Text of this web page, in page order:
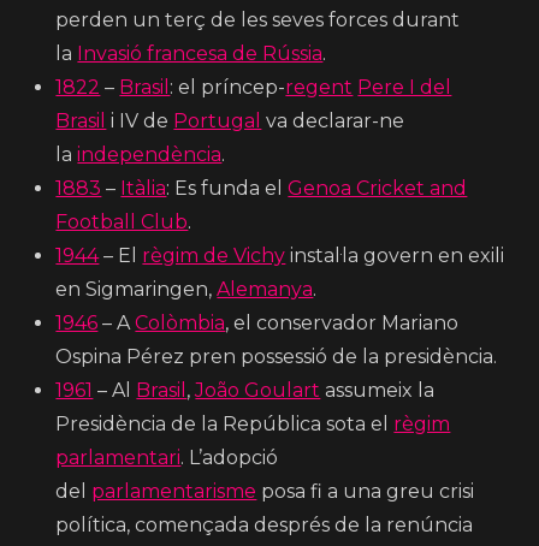
perden un terç de les seves forces durant
la Invasió francesa de Rússia.
1822 – Brasil : el príncep-regent Pere I del
Brasil i IV de Portugal va declarar-ne
laindependència.
1883 – Itàlia: Es funda elGenoa Cricket and
Football Club.
1944– El règim de Vichy instal·la govern en exili
en Sigmaringen,Alemanya.
1946 – AColòmbia, el conservador Mariano
Ospina Pérez pren possessió de la presidència.
1961 – Al Brasil ,João Goulart assumeix la
Presidència de la República sota el règim
parlamentari. L’adopció
del parlamentarisme posa fi a una greu crisi
política, començada després de la renúncia